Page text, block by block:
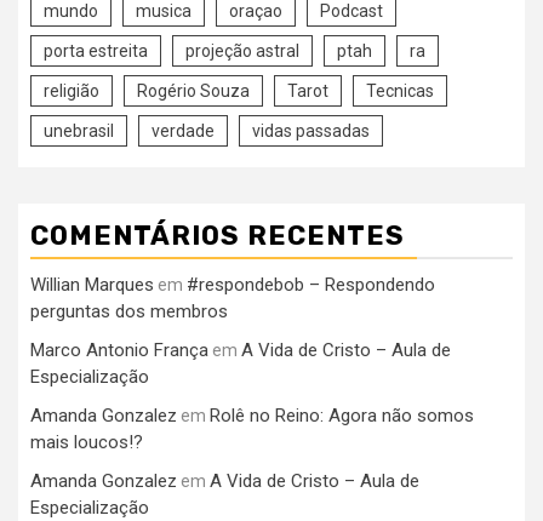
mundo musica oraçao Podcast
porta estreita projeção astral ptah ra
religião Rogério Souza Tarot Tecnicas
unebrasil verdade vidas passadas
COMENTÁRIOS RECENTES
Willian Marques em #respondebob – Respondendo
perguntas dos membros
Marco Antonio França em A Vida de Cristo – Aula de
Especialização
Amanda Gonzalez em Rolê no Reino: Agora não somos
mais loucos!?
Amanda Gonzalez em A Vida de Cristo – Aula de
Especialização